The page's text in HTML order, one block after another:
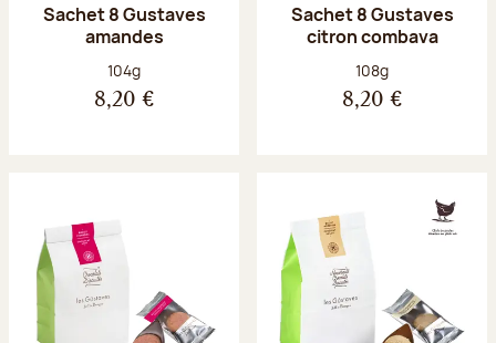
Sachet 8 Gustaves
amandes
Poids net :
104g
8,20 €
Sachet 8 Gustaves
citron combava
Poids net :
108g
8,20 €